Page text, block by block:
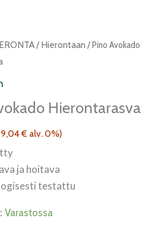
/ Hierontaan / Pino Avokado
Hierontarasva
€ alv. 0%)
ja hoitava
testattu
Varastossa